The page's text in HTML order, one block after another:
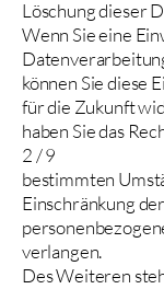
Löschung dieser
Wenn Sie eine
können Sie diese
für die Zukunft
haben Sie das
2 / 9
bestimmten
Einschränkung
verlangen.
Des Weiteren